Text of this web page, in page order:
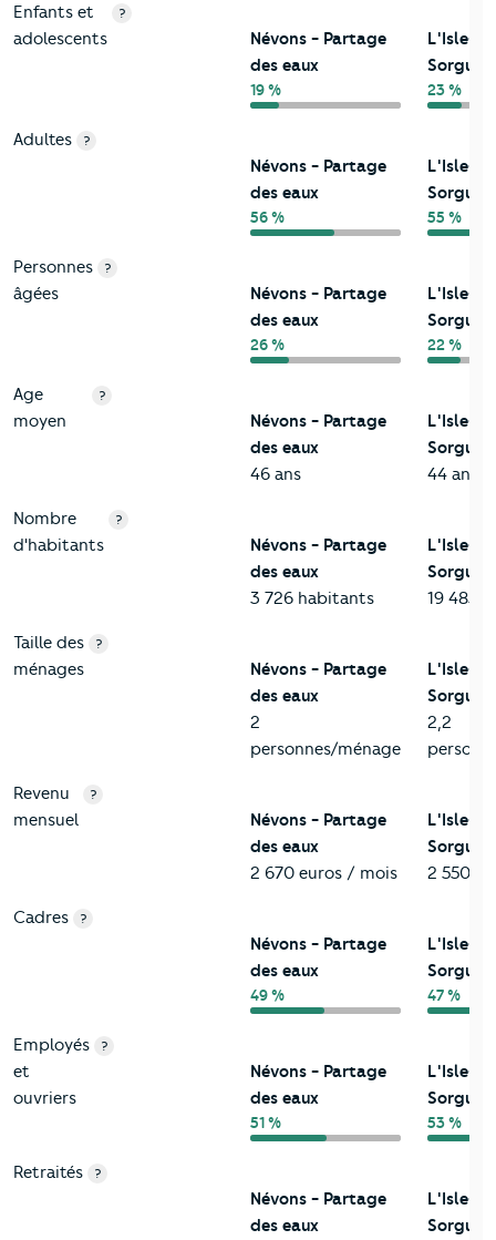
Enfants et
adolescents
?
Névons - Partage
des eaux
19 %
L'Isle-
Sorgue
23 %
Adultes ?
Névons - Partage
des eaux
56 %
L'Isle-
Sorgue
55 %
Personnes
âgées
?
Névons - Partage
des eaux
26 %
L'Isle-
Sorgue
22 %
Age
moyen
?
Névons - Partage
des eaux
46 ans
L'Isle-
Sorgue
44 ans
Nombre
d'habitants
?
Névons - Partage
des eaux
3 726 habitants
L'Isle-
Sorgue
19 483
Taille des
ménages
?
Névons - Partage
des eaux
2
personnes/ménage
L'Isle-
Sorgue
2,2
Revenu
mensuel
?
Névons - Partage
des eaux
2 670 euros / mois
L'Isle-
Sorgue
2 550
Cadres ?
Névons - Partage
des eaux
49 %
L'Isle-
Sorgue
47 %
Employés
et
ouvriers
?
Névons - Partage
des eaux
51 %
L'Isle-
Sorgue
53 %
Retraités ?
Névons - Partage
des eaux
L'Isle-
Sorgue